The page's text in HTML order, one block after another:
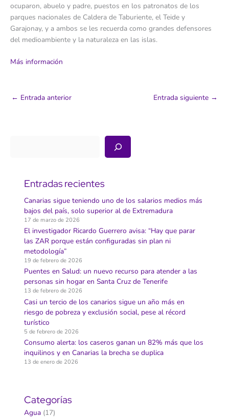
ocuparon, abuelo y padre, puestos en los patronatos de los
parques nacionales de Caldera de Taburiente, el Teide y
Garajonay, y a ambos se les recuerda como grandes defensores
del medioambiente y la naturaleza en las islas.
Más información
← Entrada anterior Entrada siguiente →
Entradas recientes
Canarias sigue teniendo uno de los salarios medios más
bajos del país, solo superior al de Extremadura
17 de marzo de 2026
El investigador Ricardo Guerrero avisa: “Hay que parar
las ZAR porque están configuradas sin plan ni
metodología”
19 de febrero de 2026
Puentes en Salud: un nuevo recurso para atender a las
personas sin hogar en Santa Cruz de Tenerife
13 de febrero de 2026
Casi un tercio de los canarios sigue un año más en
riesgo de pobreza y exclusión social, pese al récord
turístico
5 de febrero de 2026
Consumo alerta: los caseros ganan un 82% más que los
inquilinos y en Canarias la brecha se duplica
13 de enero de 2026
Categorías
Agua (17)